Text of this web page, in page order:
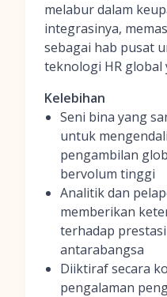
melabur dalam
integrasinya,
sebagai hab pusat
teknologi HR global
Kelebihan
Seni bina yang
untuk
pengambilan
bervolum tinggi
Analitik dan
memberikan
terhadap
antarabangsa
Diiktiraf secara
pengalaman